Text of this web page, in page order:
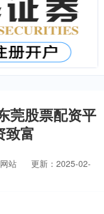
莞股票配资平
致富
站
更新：2025-02-